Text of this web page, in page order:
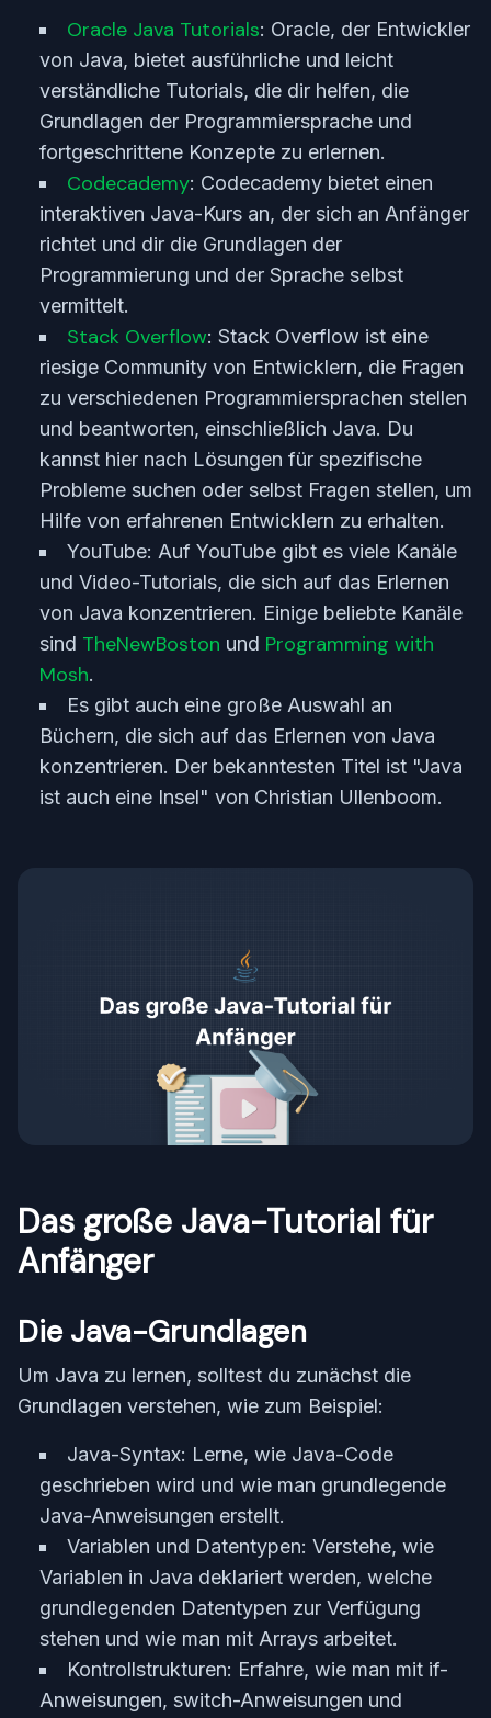
Oracle Java Tutorials: Oracle, der Entwickler
von Java, bietet ausführliche und leicht
verständliche Tutorials, die dir helfen, die
Grundlagen der Programmiersprache und
fortgeschrittene Konzepte zu erlernen.
Codecademy: Codecademy bietet einen
interaktiven Java-Kurs an, der sich an Anfänger
richtet und dir die Grundlagen der
Programmierung und der Sprache selbst
vermittelt.
Stack Overflow: Stack Overflow ist eine
riesige Community von Entwicklern, die Fragen
zu verschiedenen Programmiersprachen stellen
und beantworten, einschließlich Java. Du
kannst hier nach Lösungen für spezifische
Probleme suchen oder selbst Fragen stellen, um
Hilfe von erfahrenen Entwicklern zu erhalten.
YouTube: Auf YouTube gibt es viele Kanäle
und Video-Tutorials, die sich auf das Erlernen
von Java konzentrieren. Einige beliebte Kanäle
sind TheNewBoston und Programming with
Mosh.
Es gibt auch eine große Auswahl an
Büchern, die sich auf das Erlernen von Java
konzentrieren. Der bekanntesten Titel ist "Java
ist auch eine Insel" von Christian Ullenboom.
Das große Java-Tutorial für
Anfänger
Die Java-Grundlagen
Um Java zu lernen, solltest du zunächst die
Grundlagen verstehen, wie zum Beispiel:
Java-Syntax: Lerne, wie Java-Code
geschrieben wird und wie man grundlegende
Java-Anweisungen erstellt.
Variablen und Datentypen: Verstehe, wie
Variablen in Java deklariert werden, welche
grundlegenden Datentypen zur Verfügung
stehen und wie man mit Arrays arbeitet.
Kontrollstrukturen: Erfahre, wie man mit if-
Anweisungen, switch-Anweisungen und